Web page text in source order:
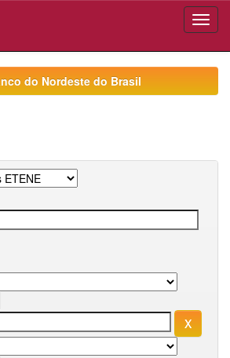
do Nordeste do Brasil